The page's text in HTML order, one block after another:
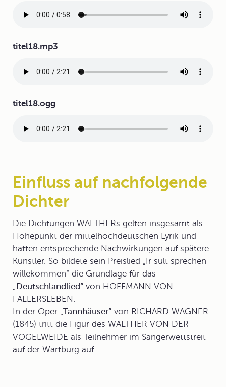
titel18.mp3
Audiodatei
titel18.ogg
Audiodatei
Einfluss auf nachfolgende
Dichter
Die Dichtungen WALTHERs gelten insgesamt als
Höhepunkt der mittelhochdeutschen Lyrik und
hatten entsprechende Nachwirkungen auf spätere
Künstler. So bildete sein Preislied „Ir sult sprechen
willekommen“ die Grundlage für das
„Deutschlandlied“ von HOFFMANN VON
FALLERSLEBEN.
In der Oper „Tannhäuser“ von RICHARD WAGNER
(1845) tritt die Figur des WALTHER VON DER
VOGELWEIDE als Teilnehmer im Sängerwettstreit
auf der Wartburg auf.